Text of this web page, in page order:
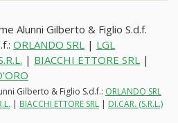
Alunni Gilberto & Figlio S.d.f.
ORLANDO SRL | LGL
| BIACCHI ETTORE SRL |
Gilberto & Figlio S.d.f.: ORLANDO SRL
| BIACCHI ETTORE SRL | DI.CAR. (S.R.L.)